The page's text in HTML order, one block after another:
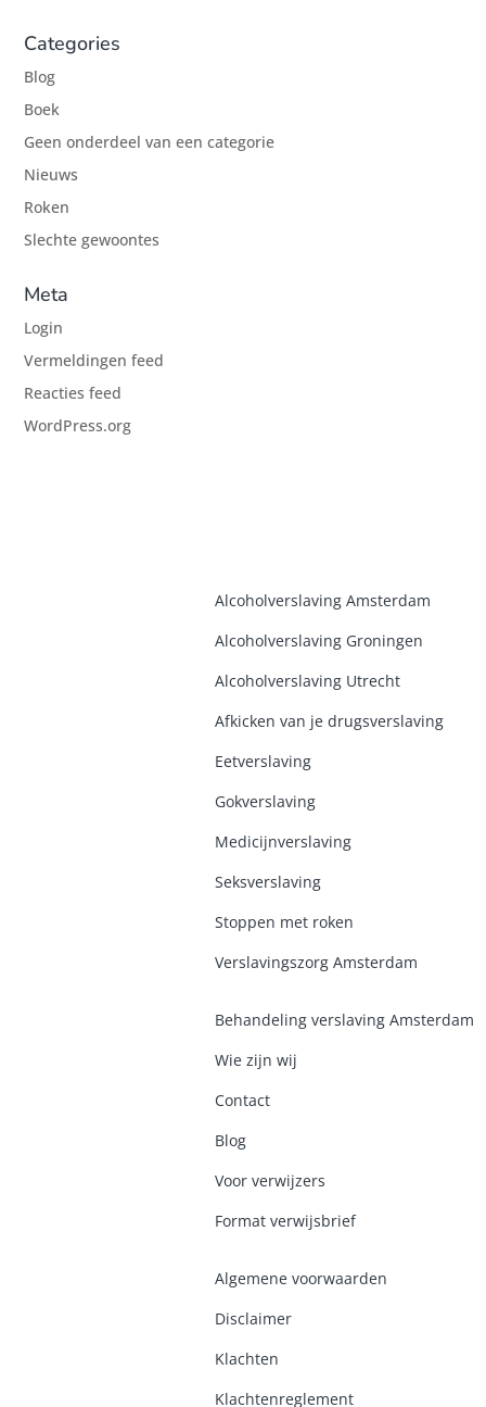
Categories
Blog
Boek
Geen onderdeel van een categorie
Nieuws
Roken
Slechte gewoontes
Meta
Login
Vermeldingen feed
Reacties feed
WordPress.org
Alcoholverslaving Amsterdam
Alcoholverslaving Groningen
Alcoholverslaving Utrecht
Afkicken van je drugsverslaving
Eetverslaving
Gokverslaving
Medicijnverslaving
Seksverslaving
Stoppen met roken
Verslavingszorg Amsterdam
Behandeling verslaving Amsterdam
Wie zijn wij
Contact
Blog
Voor verwijzers
Format verwijsbrief
Algemene voorwaarden
Disclaimer
Klachten
Klachtenreglement